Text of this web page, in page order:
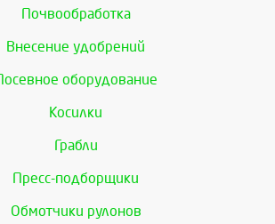
Почвообработка
Внесение удобрений
оборудование
Косилки
Грабли
Пресс-подборщики
Обмотчики рулонов